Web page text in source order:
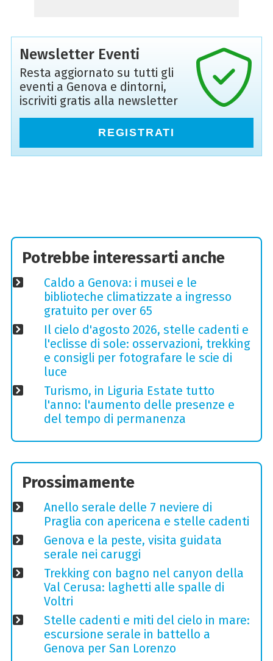
Newsletter Eventi
Resta aggiornato su tutti gli
eventi a Genova e dintorni,
iscriviti gratis alla newsletter
REGISTRATI
Potrebbe interessarti anche
Caldo a Genova: i musei e le
biblioteche climatizzate a ingresso
gratuito per over 65
Il cielo d'agosto 2026, stelle cadenti e
l'eclisse di sole: osservazioni, trekking
e consigli per fotografare le scie di
luce
Turismo, in Liguria Estate tutto
l'anno: l'aumento delle presenze e
del tempo di permanenza
Prossimamente
Anello serale delle 7 neviere di
Praglia con apericena e stelle cadenti
Genova e la peste, visita guidata
serale nei caruggi
Trekking con bagno nel canyon della
Val Cerusa: laghetti alle spalle di
Voltri
Stelle cadenti e miti del cielo in mare:
escursione serale in battello a
Genova per San Lorenzo